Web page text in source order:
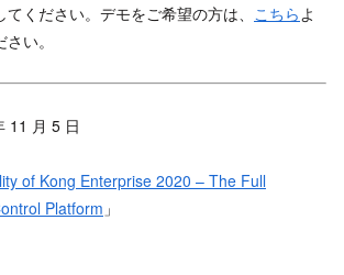
てください。デモをご希望の方は、 こちら よ
い。
11 月 5 日
of Kong Enterprise 2020 – The Full
Platform 」